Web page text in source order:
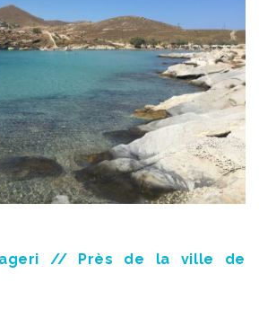
// Près de la ville de